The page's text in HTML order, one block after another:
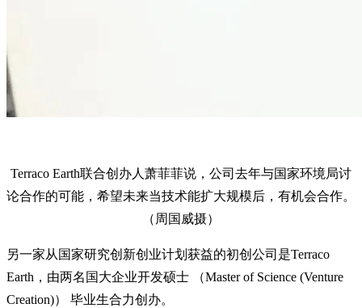
Terraco Earth联合创办人萧菲菲说，公司去年与国家环境局讨
论合作的可能，希望未来当技术能扩大规模后，有机会合作。
（周国威摄）
另一家从国家研究创新创业计划获益的初创公司是Terraco
Earth，由两名国大企业开发硕士 （Master of Science (Venture
Creation)） 毕业生合力创办。